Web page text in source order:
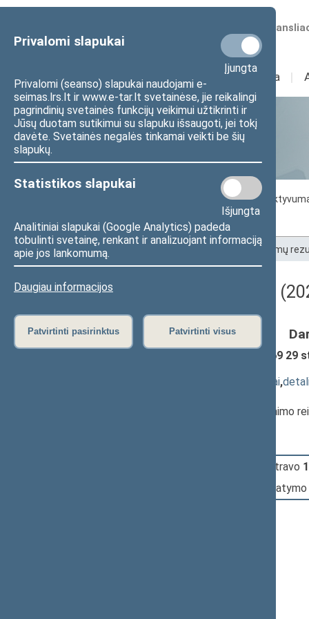
Privalomi slapukai
Įjungta
Privalomi (seanso) slapukai naudojami e-
seimas.lrs.lt ir www.e-tar.lt svetainėse, jie reikalingi
pagrindinių svetainės funkcijų veikimui užtikrinti ir
Jūsų duotam sutikimui su slapuku išsaugoti, jei tokį
davėte. Svetainės negalės tinkamai veikti be šių
slapukų.
Statistikos slapukai
Išjungta
Analitiniai slapukai (Google Analytics) padeda
tobulinti svetainę, renkant ir analizuojant informaciją
apie jos lankomumą.
Daugiau informacijos
Patvirtinti pasirinktus Patvirtinti visus
Numatomos
Sudėtis Veikla I
Statistika
Seimo narių
Seimo narių balsavimų rezultatai
Pradžia Seimo narių balsavimų
Darbotvarkės klausimas
Augalų apsaugos įstatymo Nr. I-1069
susiję dokumentai,
, Komiteto pirmininkas, Kaimo
(užsiregistravo
dėl šio